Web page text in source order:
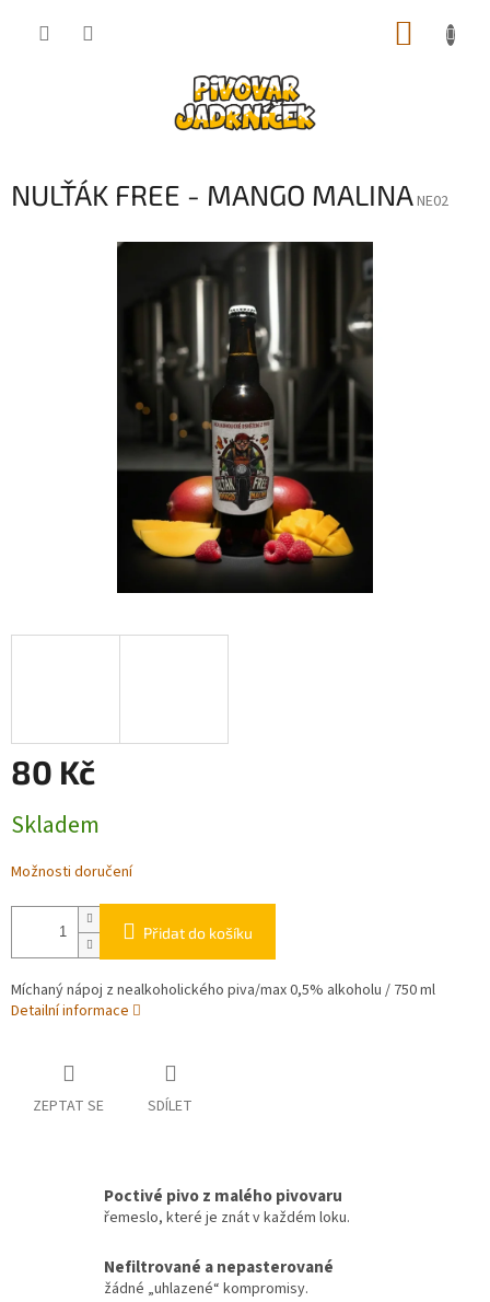
NULŤÁK FREE - MANGO MALINANE02
80 Kč
cena:
Skladem
Možnosti doručení
Přidat do košíku
Míchaný nápoj z nealkoholického piva/max 0,5% alkoholu / 750 ml
Detailní informace
ZEPTAT SE SDÍLET
Poctivé pivo z malého pivovaru
řemeslo, které je znát v každém loku.
Nefiltrované a nepasterované
žádné „uhlazené“ kompromisy.